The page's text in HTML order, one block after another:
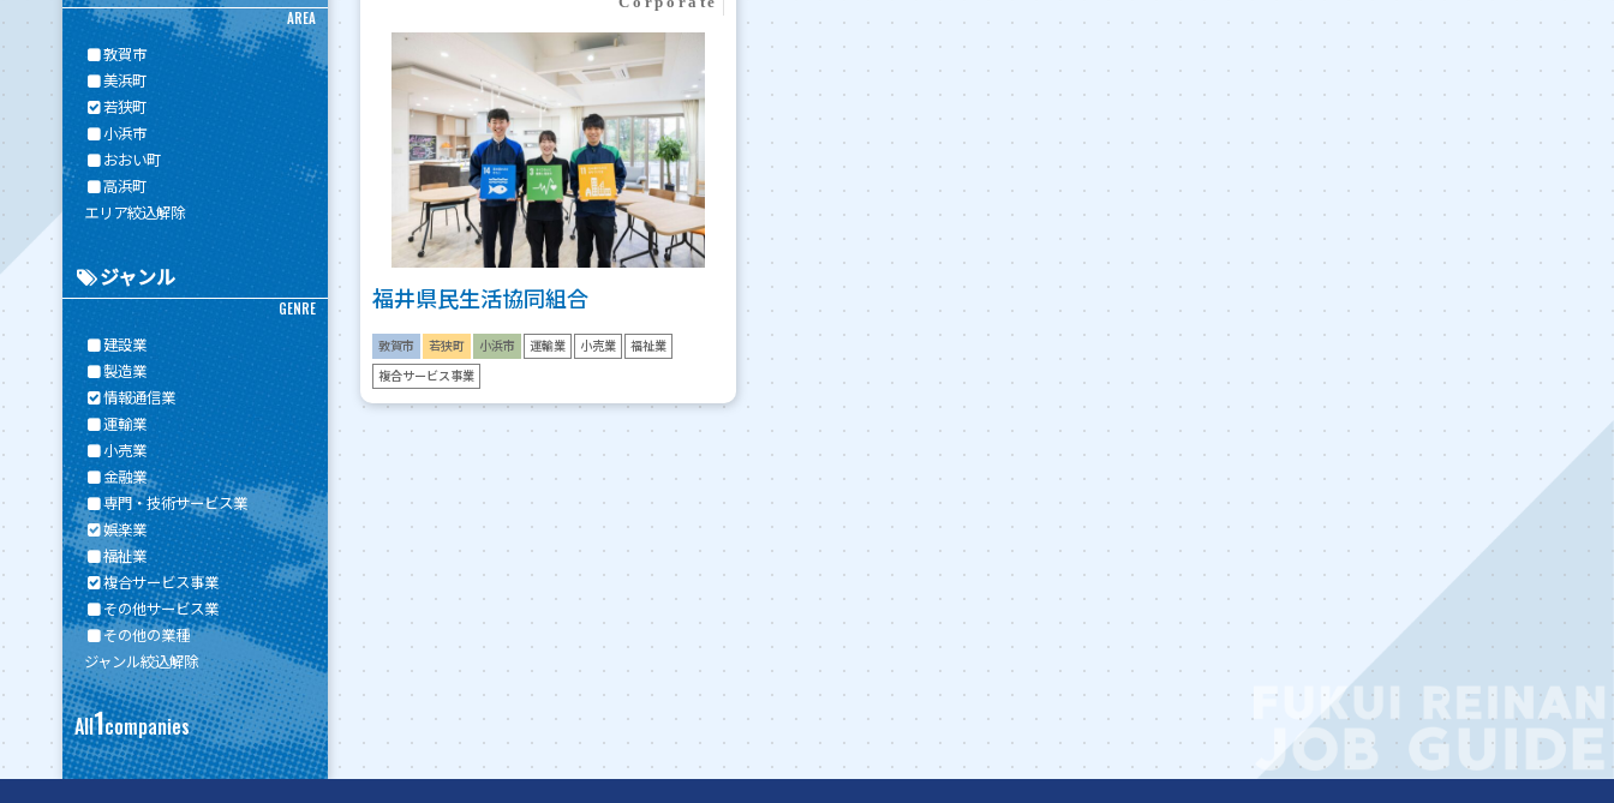
AREA
敦賀市
美浜町
若狭町
小浜市
おおい町
高浜町
エリア絞込解除
ジャンル
GENRE
建設業
製造業
情報通信業
運輸業
小売業
金融業
専門・技術サービス業
娯楽業
福祉業
複合サービス事業
その他サービス業
その他の業種
ジャンル絞込解除
All1companies
福井県民生活協同組合
敦賀市 若狭町 小浜市 運輸業 小売業 福祉業
複合サービス事業